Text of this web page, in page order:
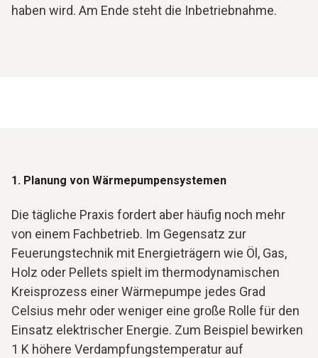
haben wird. Am Ende steht die Inbetriebnahme.
1. Planung von Wärmepumpensystemen
Die tägliche Praxis fordert aber häufig noch mehr
von einem Fachbetrieb. Im Gegensatz zur
Feuerungstechnik mit Energieträgern wie Öl, Gas,
Holz oder Pellets spielt im thermodynamischen
Kreisprozess einer Wärmepumpe jedes Grad
Celsius mehr oder weniger eine große Rolle für den
Einsatz elektrischer Energie. Zum Beispiel bewirken
1 K höhere Verdampfungstemperatur auf